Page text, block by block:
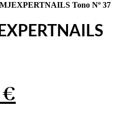
Tono Nº 37
€